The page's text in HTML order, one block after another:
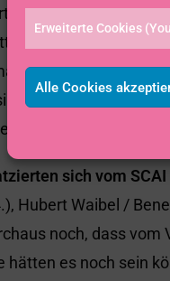
Erweiterte Cookies
Alle Cookies
Löther / Klawitter,
das Siegerteam
einer Prüfung
die Lokalmatadoren
/ Hollender.
sich vom SCAI
Hubert Waibel /
noch, dass vom
es noch sein